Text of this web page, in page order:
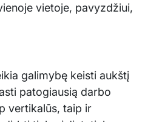
vietoje, pavyzdžiui,
galimybę keisti aukštį
patogiausią darbo
vertikalūs, taip ir